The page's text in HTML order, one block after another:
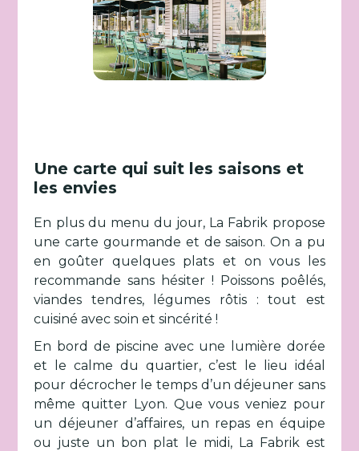
Une carte qui suit les saisons et
les envies
En plus du menu du jour, La Fabrik propose
une carte gourmande et de saison. On a pu
en goûter quelques plats et on vous les
recommande sans hésiter ! Poissons poêlés,
viandes tendres, légumes rôtis : tout est
cuisiné avec soin et sincérité !
En bord de piscine avec une lumière dorée
et le calme du quartier, c’est le lieu idéal
pour décrocher le temps d’un déjeuner sans
même quitter Lyon. Que vous veniez pour
un déjeuner d’affaires, un repas en équipe
ou juste un bon plat le midi, La Fabrik est